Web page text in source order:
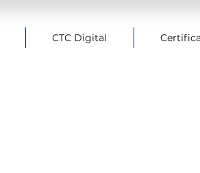
CTC Digital